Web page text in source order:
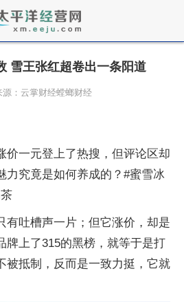
雪王张红超卷出一条阳道
源：云掌财经螳螂财经
价一元登上了热搜，但评论区却
力究竟是如何养成的？#蜜雪冰
有吐槽声一片；但它涨价，却是
牌上了315的黑榜，就等于是打
被抵制，反而是一致力挺，它就